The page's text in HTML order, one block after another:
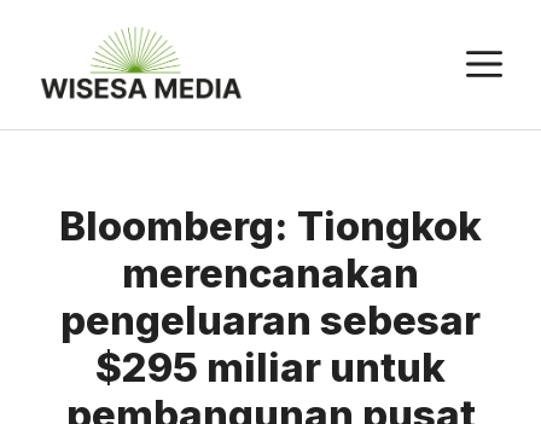
Bloomberg: Tiongkok
merencanakan
pengeluaran sebesar
$295 miliar untuk
pembangunan pusat